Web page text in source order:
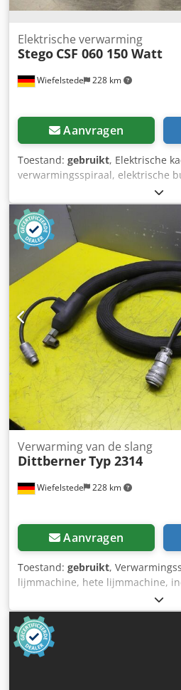
Wiefelstede 228 km
Elektrische verwarming
Stego CSF 060 150 Watt
Aanvragen
Toestand: gebruikt, Elektrische
verwarmingsspiraal, elektrische
aanraakbare
schakelkastverwarmer -Fabrikant:
verwarming -Type: CSF 060 -
Rluqofx Aqqsha -Voltage: 120-240
150/60/H90 mm -Gewicht: 0.4 kg
Wiefelstede 228 km
Verwarming van de slang
DittbernerTyp 2314
Aanvragen
Toestand: gebruikt,
lijmmachine, hete lijmmachine,
-Type: 2314 -Aansluiting: 220 V
Aockgiqjqqsa -
mm -Prijs: per stuk -Aantal: 2x